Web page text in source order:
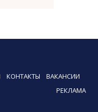
КОНТАКТЫ
ВАКАНСИИ
РЕКЛАМА